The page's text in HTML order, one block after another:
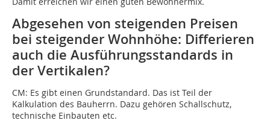
Abgesehen von steigenden Preisen
bei steigender Wohnhöhe: Differieren
auch die Ausführungsstandards in
der Vertikalen?
CM: Es gibt einen Grundstandard. Das ist Teil der
Kalkulation des Bauherrn. Dazu gehören Schallschutz,
technische Einbauten etc.